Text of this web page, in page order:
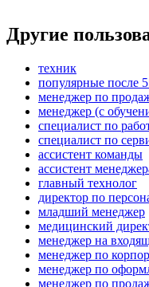
Другие
техник
популярные после
менеджер по
менеджер (с
специалист по
специалист по
ассистент команды
ассистент
главный технолог
директор по
младший менеджер
медицинский
менеджер на
менеджер по
менеджер по
менеджер по